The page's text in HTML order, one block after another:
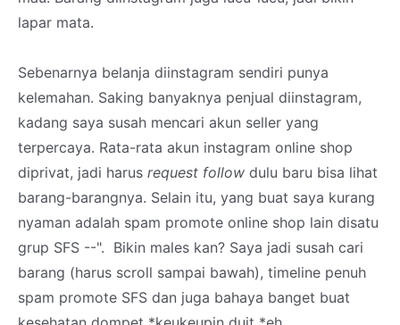
lapar mata.
Sebenarnya belanja diinstagram sendiri punya
kelemahan. Saking banyaknya penjual diinstagram,
kadang saya susah mencari akun seller yang
terpercaya. Rata-rata akun instagram online shop
diprivat, jadi harus request follow dulu baru bisa lihat
barang-barangnya. Selain itu, yang buat saya kurang
nyaman adalah spam promote online shop lain disatu
grup SFS --". Bikin males kan? Saya jadi susah cari
barang (harus scroll sampai bawah), timeline penuh
spam promote SFS dan juga bahaya banget buat